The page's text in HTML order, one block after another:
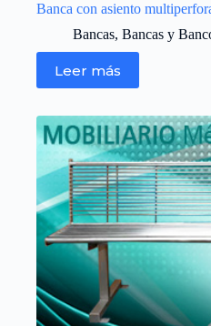
Banca con asiento
Bancas, Bancas y
Leer más